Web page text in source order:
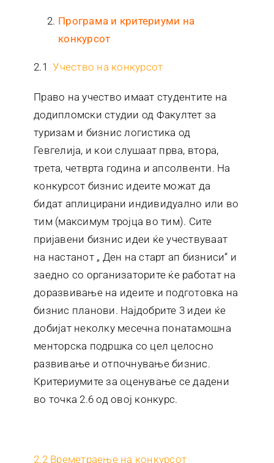
Програма и критериуми на
конкурсот
2.1 Учество на конкурсот
Право на учество имаат студентите на
додипломски студии од Факултет за
туризам и бизнис логистика од
Гевгелија, и кои слушаат прва, втора,
трета, четврта година и апсолвенти. На
конкурсот бизнис идеите можат да
бидат аплицирани индивидуално или во
тим (максимум тројца во тим). Сите
пријавени бизнис идеи ќе учествуваат
на настанот „ Ден на старт ап бизниси“ и
заедно со организаторите ќе работат на
доразвивање на идеите и подготовка на
бизнис планови. Најдобрите 3 идеи ќе
добијат неколку месечна понатамошна
менторска подршка со цел целосно
развивање и отпочнување бизнис.
Критериумите за оценување се дадени
во точка 2.6 од овој конкурс.
2.2 Времетраење на конкурсот